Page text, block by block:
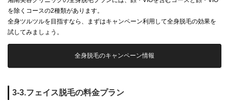
を除くコースの2種類があります。
全身ツルツルを目指すなら、まずはキャンペーン利用して全身脱毛の効果を
試してみましょう。
全身脱毛のキャンペーン情報
3-3.フェイス脱毛の料金プラン